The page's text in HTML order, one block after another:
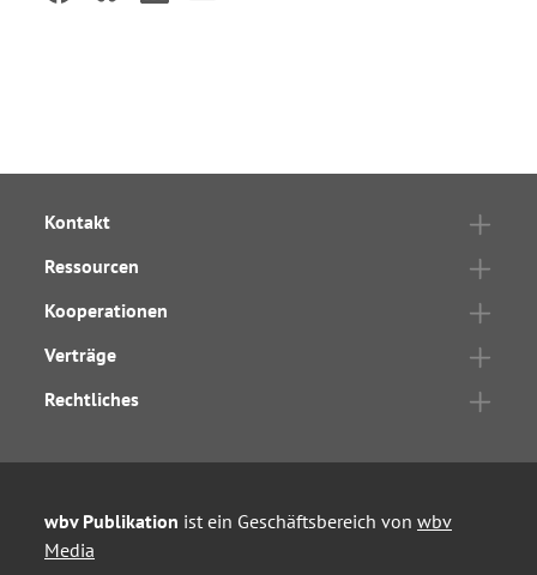
Kontakt
Ressourcen
Kooperationen
Verträge
Rechtliches
wbv Publikation ist ein Geschäftsbereich von wbv
Media